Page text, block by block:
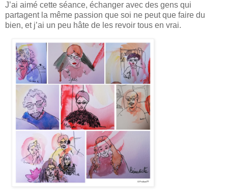
J’ai aimé cette séance, échanger avec des gens qui
partagent la même passion que soi ne peut que faire du
bien, et j’ai un peu hâte de les revoir tous en vrai.